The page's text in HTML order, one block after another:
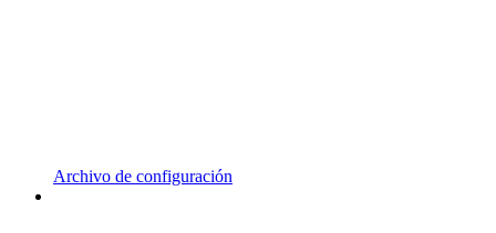
Archivo de configuración